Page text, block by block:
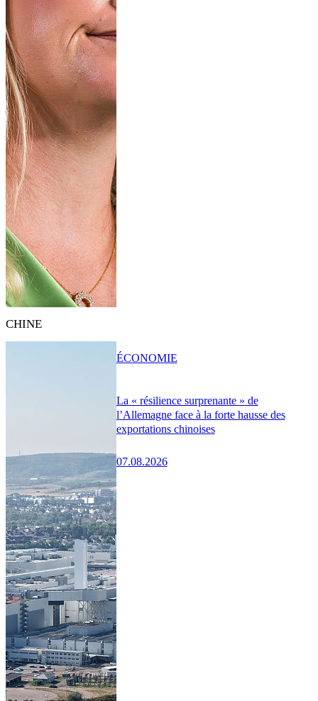
CHINE
La « résilience surprenante » de
l’Allemagne face à la forte hausse des
exportations chinoises
07.08.2026
ÉCONOMIE